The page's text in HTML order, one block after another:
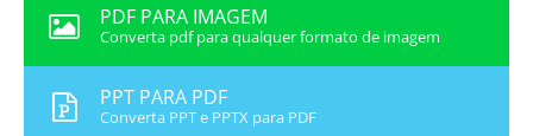
PDF PARA IMAGEM
Converta pdf para qualquer formato de imagem
PPT PARA PDF
Converta PPT e PPTX para PDF